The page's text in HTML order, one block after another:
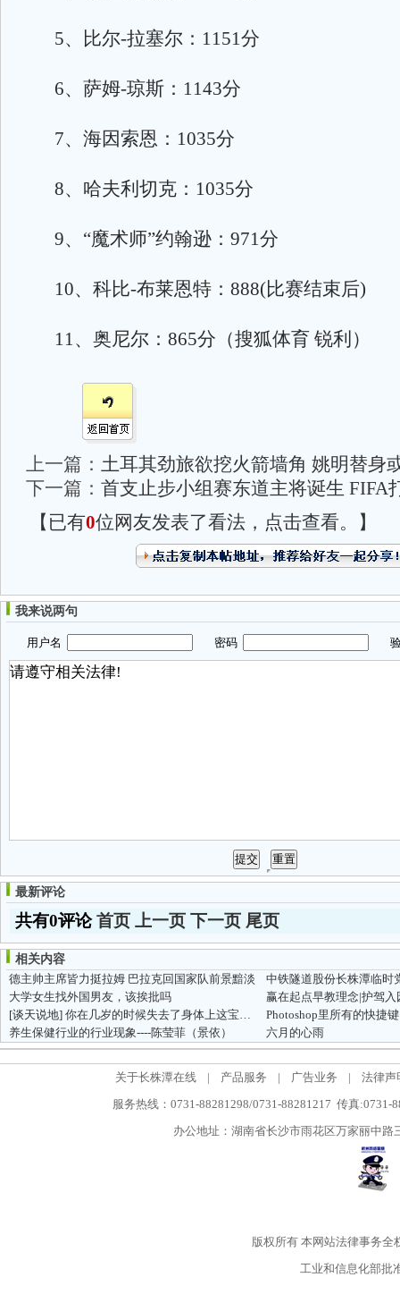
5、比尔-拉塞尔：1151分
6、萨姆-琼斯：1143分
7、海因索恩：1035分
8、哈夫利切克：1035分
9、“魔术师”约翰逊：971分
10、科比-布莱恩特：888(比赛结束后)
11、奥尼尔：865分（搜狐体育 锐利）
上一篇： 土耳其劲旅欲挖火箭墙角 姚明替身
下一篇： 首支止步小组赛东道主将诞生 FIFA
【已有0位网友发表了看法，点击查看。】
我来说两句
用户名 密码 验
最新评论
共有0评论首页 上一页 下一页 尾页
相关内容
德主帅主席皆力挺拉姆 巴拉克回国家队前景黯淡
中铁隧道股份长株潭临时
大学女生找外国男友，该挨批吗
[谈天说地] 你在几岁的时候失去了身体上这宝贵的东西…三思后入！！
Photoshop里所有的快捷键
养生保健行业的行业现象----陈莹菲（景依）
六月的心雨
关于长株潭在线 | 产品服务 | 广告业务 |
法律声
服务热线：0731-88281298/0731-88281217 传真:0731-
办公地址：湖南省长沙市雨花区万家丽中
版权所有本网站法律事务全
工业和信息化部批